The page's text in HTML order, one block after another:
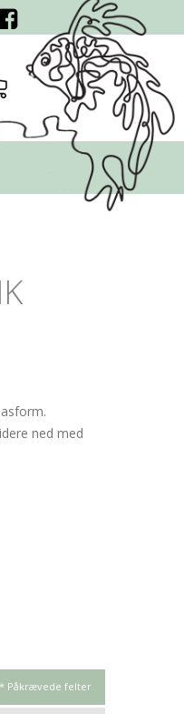
ned med
* Påkrævede felter